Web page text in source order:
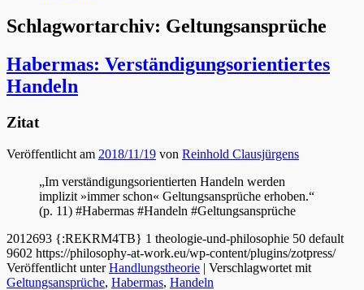
Schlagwortarchiv: Geltungsansprüche
Habermas: Verständigungsorientiertes
Handeln
Zitat
Veröffentlicht am 2018/11/19 von Reinhold Clausjürgens
„Im verständigungsorientierten Handeln werden
implizit »immer schon« Geltungsansprüche erhoben.“
(p. 11) #Habermas #Handeln #Geltungsansprüche
2012693 {:REKRM4TB} 1 theologie-und-philosophie 50 default
9602 https://philosophy-at-work.eu/wp-content/plugins/zotpress/
Veröffentlicht unter Handlungstheorie | Verschlagwortet mit
Geltungsansprüche, Habermas, Handeln